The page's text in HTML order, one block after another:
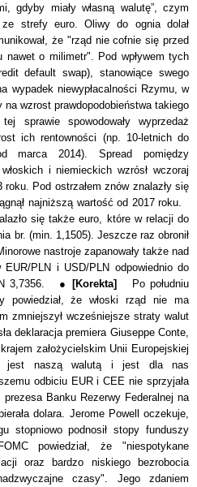
gdyby miały własną walutę”, czym
ze strefy euro. Oliwy do ognia dolał
że "rząd nie cofnie się przed
o milimetr". Pod wpływem tych
default swap), stanowiące swego
wypadek niewypłacalności Rzymu, w
wzrost prawdopodobieństwa takiego
sprawie spowodowały wyprzedaż
ich rentowności (np. 10-letnich do
marca 2014). Spread pomiędzy
i niemieckich wzrósł wczoraj
Pod ostrzałem znów znalazły się
najniższą wartość od 2017 roku.
się także euro, które w relacji do
br. (min. 1,1505). Jeszcze raz obronił
nastroje zapanowały także nad
EUR/PLN i USD/PLN odpowiednio do
3,7356. ●[Korekta] Po południu
powiedział, że włoski rząd nie ma
zmniejszył wcześniejsze straty walut
deklaracja premiera Giuseppe Conte,
założycielskim Unii Europejskiej
jest naszą walutą i jest dla nas
odbiciu EUR i CEE nie sprzyjała
Banku Rezerwy Federalnej na
dolara. Jerome Powell oczekuje,
stopniowo podnosił stopy funduszy
powiedział, że "niespotykane
oraz bardzo niskiego bezrobocia
czasy". Jego zdaniem